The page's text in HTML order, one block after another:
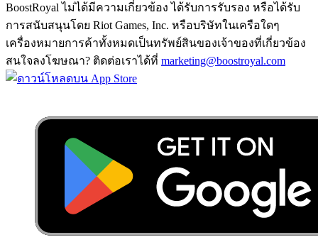
BoostRoyal ไม่ได้มีความเกี่ยวข้อง ได้รับการรับรอง หรือได้รับ
การสนับสนุนโดย Riot Games, Inc. หรือบริษัทในเครือใดๆ
เครื่องหมายการค้าทั้งหมดเป็นทรัพย์สินของเจ้าของที่เกี่ยวข้อง
สนใจลงโฆษณา? ติดต่อเราได้ที่ marketing@boostroyal.com